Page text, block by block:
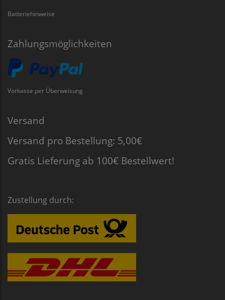
Batteriehinweise
Zahlungsmöglichkeiten
Vorkasse per Überweisung
Versand
Versand pro Bestellung: 5,00€
Gratis Lieferung ab 100€ Bestellwert!
Zustellung durch: